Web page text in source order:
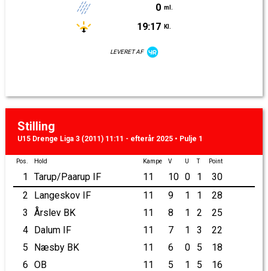
0 ml.
19:17 Kl.
LEVERET AF
Stilling
U15 Drenge Liga 3 (2011) 11:11 - efterår 2025 • Pulje 1
Pos. Hold Kampe V U T Point
1 Tarup/Paarup IF 11 10 0 1
30
2
Langeskov IF 11 9 1 1
28
3
Årslev BK 11 8 1 2
25
4 Dalum IF 11 7 1 3
22
5
Næsby BK 11 6 0 5
18
6 OB 11 5 1 5
16